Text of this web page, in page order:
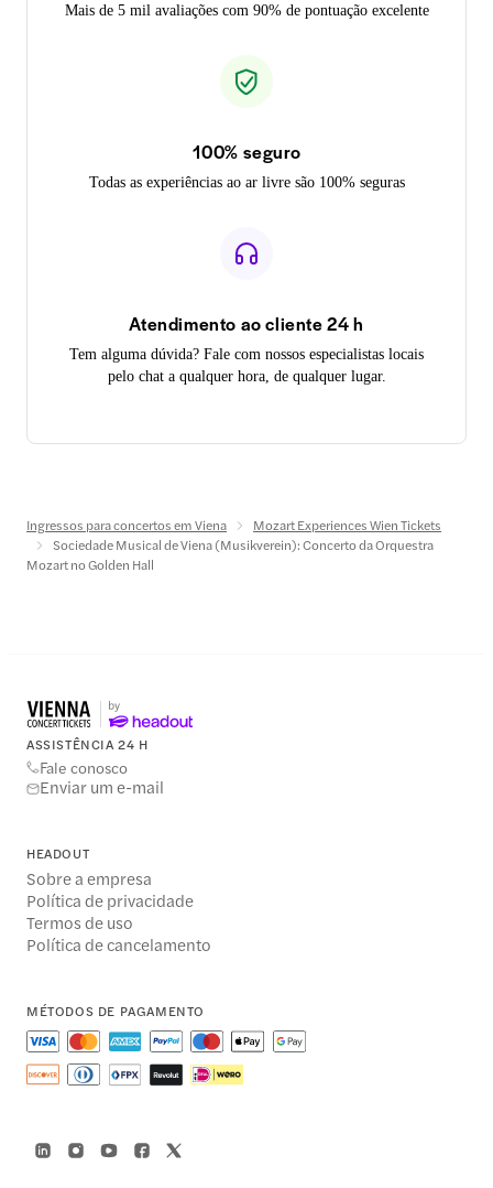
Mais de 5 mil avaliações com 90% de pontuação excelente
100% seguro
Todas as experiências ao ar livre são 100% seguras
Atendimento ao cliente 24 h
Tem alguma dúvida? Fale com nossos especialistas locais
pelo chat a qualquer hora, de qualquer lugar.
Ingressos para concertos em Viena
Mozart Experiences Wien Tickets
Sociedade Musical de Viena (Musikverein): Concerto da Orquestra
Mozart no Golden Hall
ASSISTÊNCIA 24 H
Fale conosco
Enviar um e-mail
HEADOUT
Sobre a empresa
Política de privacidade
Termos de uso
Política de cancelamento
MÉTODOS DE PAGAMENTO